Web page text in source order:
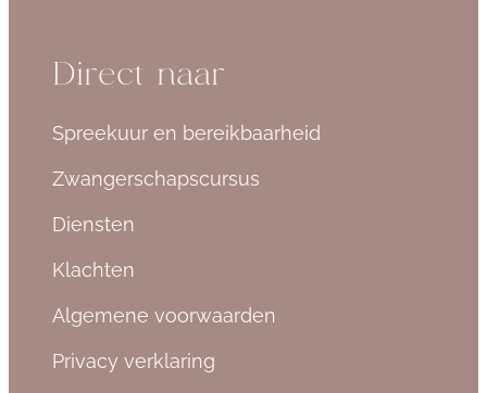
Direct naar
Spreekuur en bereikbaarheid
Zwangerschapscursus
Diensten
Klachten
Algemene voorwaarden
Privacy verklaring